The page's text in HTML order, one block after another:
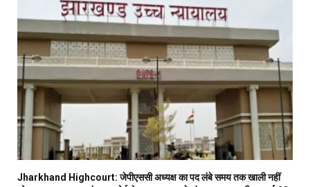
Jharkhand Highcourt: जेपीएससी अध्यक्ष का पद लंबे समय तक खाली नहीं